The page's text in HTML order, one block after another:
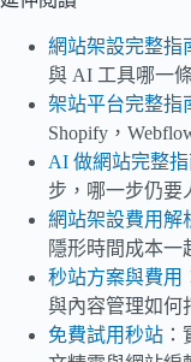
網站架設完整指
與 AI 工具哪一
架站平台完整指
Shopify，
AI 做網站完整指
步，哪一步仍要
網站架設費用解
隱形時間成本一
秒站方案與費用
與內容管理如何
免費試用秒站